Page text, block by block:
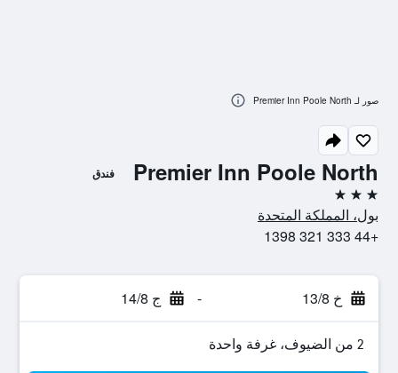
Premier Inn Poole North فندق
3 نجوم
بول، المملكة المتحدة
+44 333 321 1398
خ 13/8 - ج 14/8
2 من الضيوف، غرفة واحدة
صور لـ Premier Inn Poole North